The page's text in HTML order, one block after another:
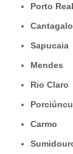
Porto Real
Cantagalo
Sapucaia
Mendes
Rio Claro
Carmo